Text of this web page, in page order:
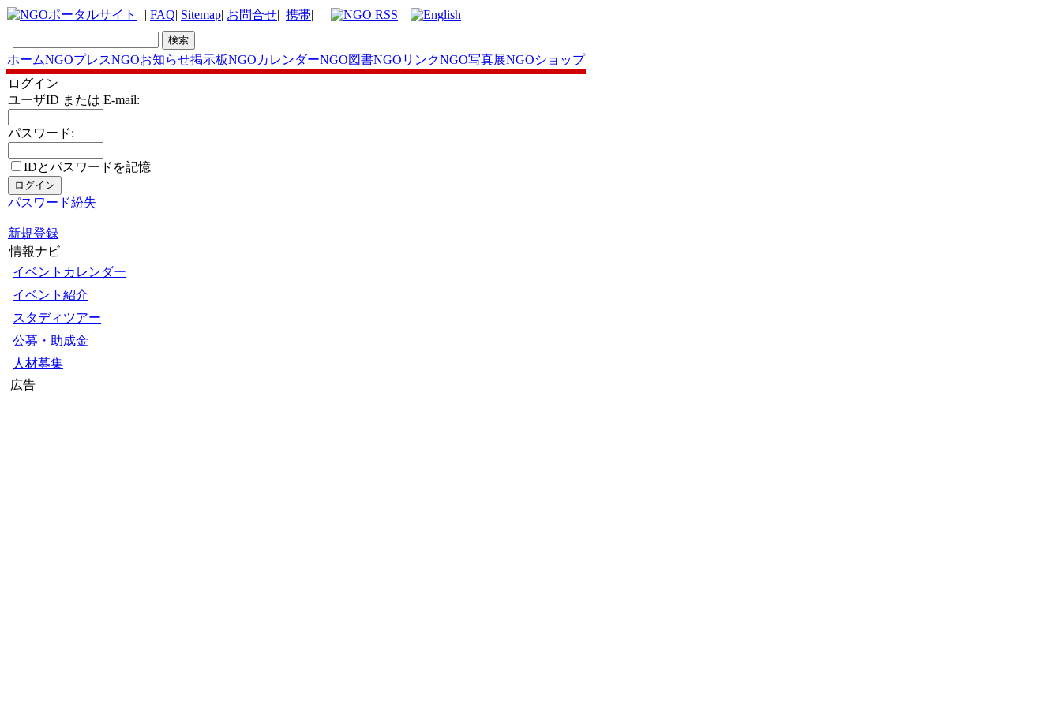
| FAQ| Sitemap| お問合せ| 携帯|
ホームNGOプレスNGOお知らせ掲示板NGOカレンダーNGO図書NGOリンクNGO写真展NGOショップ
ログイン
ユーザID または E-mail:
パスワード:
IDとパスワードを記憶
パスワード紛失
新規登録
情報ナビ
イベントカレンダー
イベント紹介
スタディツアー
公募・助成金
人材募集
広告